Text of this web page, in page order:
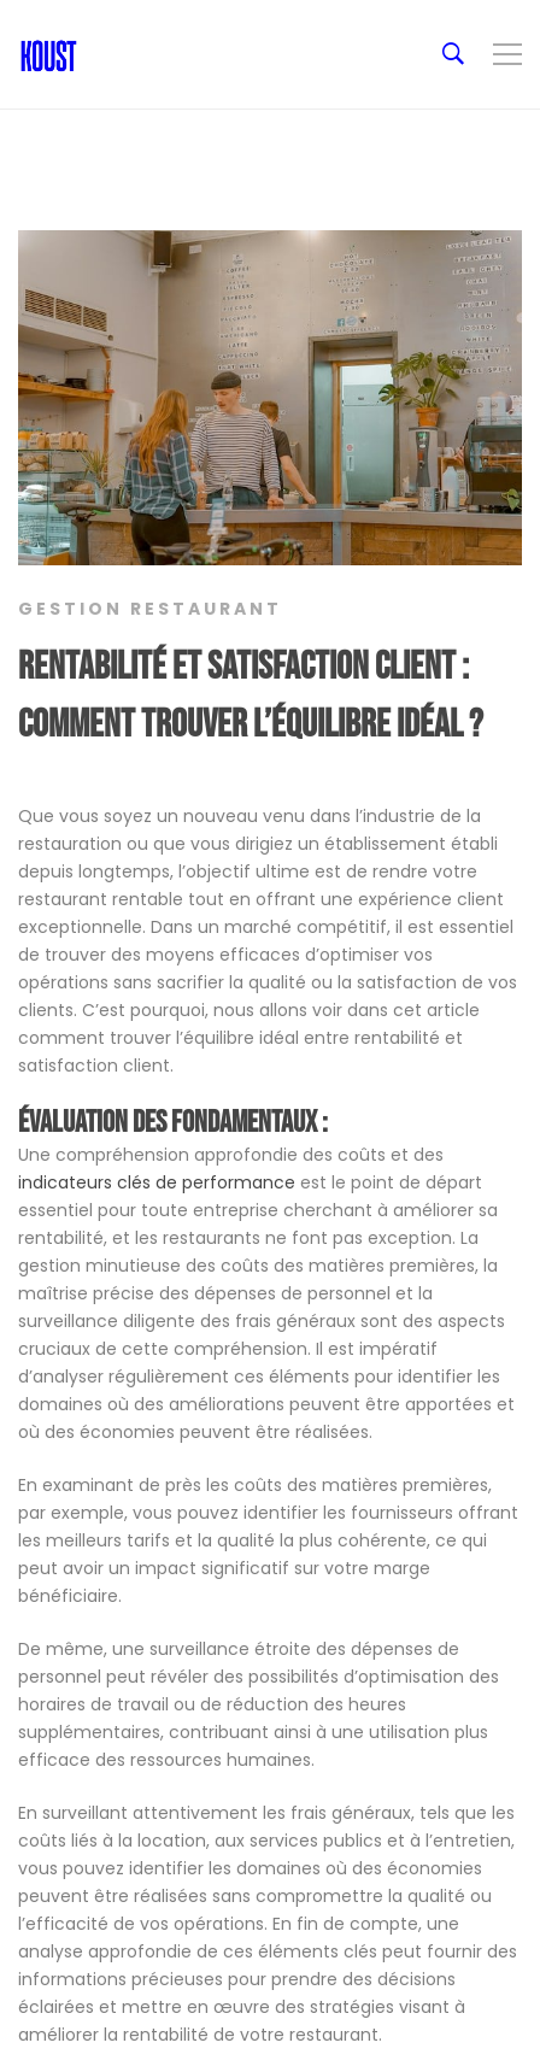
GESTION RESTAURANT
Rentabilité et Satisfaction Client :
Comment trouver l’équilibre idéal ?
Que vous soyez un nouveau venu dans l’industrie de la
restauration ou que vous dirigiez un établissement établi
depuis longtemps, l’objectif ultime est de rendre votre
restaurant rentable tout en offrant une expérience client
exceptionnelle. Dans un marché compétitif, il est essentiel
de trouver des moyens efficaces d’optimiser vos
opérations sans sacrifier la qualité ou la satisfaction de vos
clients. C’est pourquoi, nous allons voir dans cet article
comment trouver l’équilibre idéal entre rentabilité et
satisfaction client.
Évaluation des fondamentaux :
Une compréhension approfondie des coûts et des
indicateurs clés de performance est le point de départ
essentiel pour toute entreprise cherchant à améliorer sa
rentabilité, et les restaurants ne font pas exception. La
gestion minutieuse des coûts des matières premières, la
maîtrise précise des dépenses de personnel et la
surveillance diligente des frais généraux sont des aspects
cruciaux de cette compréhension. Il est impératif
d’analyser régulièrement ces éléments pour identifier les
domaines où des améliorations peuvent être apportées et
où des économies peuvent être réalisées.
En examinant de près les coûts des matières premières,
par exemple, vous pouvez identifier les fournisseurs offrant
les meilleurs tarifs et la qualité la plus cohérente, ce qui
peut avoir un impact significatif sur votre marge
bénéficiaire.
De même, une surveillance étroite des dépenses de
personnel peut révéler des possibilités d’optimisation des
horaires de travail ou de réduction des heures
supplémentaires, contribuant ainsi à une utilisation plus
efficace des ressources humaines.
En surveillant attentivement les frais généraux, tels que les
coûts liés à la location, aux services publics et à l’entretien,
vous pouvez identifier les domaines où des économies
peuvent être réalisées sans compromettre la qualité ou
l’efficacité de vos opérations. En fin de compte, une
analyse approfondie de ces éléments clés peut fournir des
informations précieuses pour prendre des décisions
éclairées et mettre en œuvre des stratégies visant à
améliorer la rentabilité de votre restaurant.